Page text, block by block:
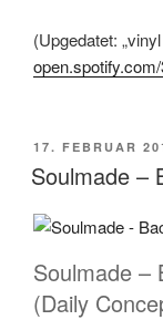
(Upgedatet:
AM
17. FEBRUAR
Soulmade –
Soulmade –
(Daily